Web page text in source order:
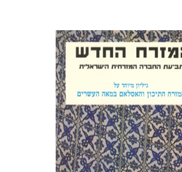
יעקב מ' לנדאו